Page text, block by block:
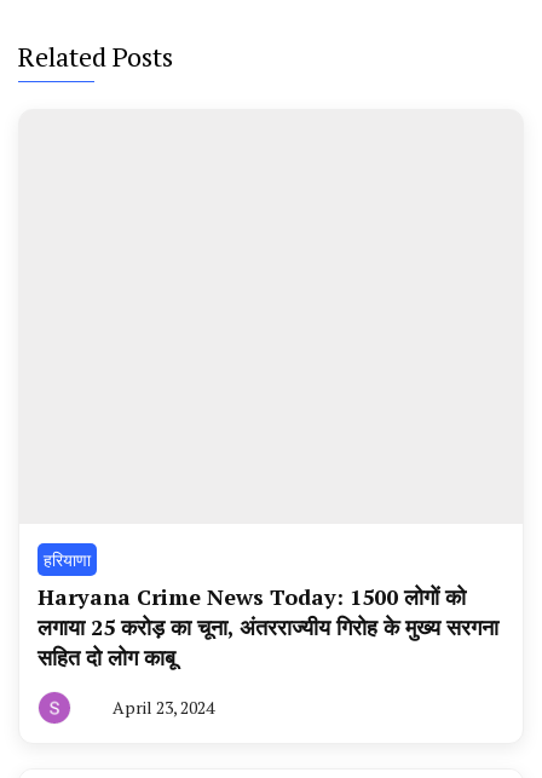
Related Posts
हरियाणा
Haryana Crime News Today: 1500 लोगों को
लगाया 25 करोड़ का चूना, अंतरराज्यीय गिरोह के मुख्य सरगना
सहित दो लोग काबू
April 23, 2024